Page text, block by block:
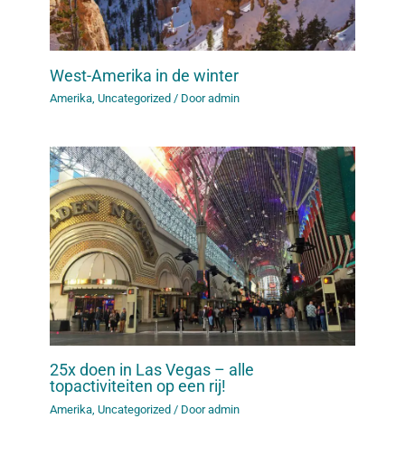
West-Amerika in de winter
Amerika ,Uncategorized / Dooradmin
25x doen in Las Vegas – alle
topactiviteiten op een rij!
Amerika ,Uncategorized / Dooradmin